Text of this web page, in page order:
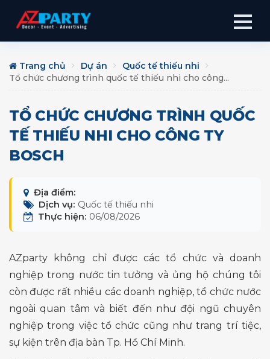
Trang chủ Dự án
Quốc tế thiếu nhi
Tổ chức chương trình quốc tế thiếu nhi cho công...
TỔ CHỨC CHƯƠNG TRÌNH QUỐC
TẾ THIẾU NHI CHO CÔNG TY
BOSCH
Địa điểm:
Dịch vụ: Quốc tế thiếu nhi
Thực hiện: 06/08/2026
AZparty không chỉ được các tổ chức và doanh
nghiệp trong nước tin tưởng và ủng hộ chúng tôi
còn được rất nhiều các doanh nghiệp, tổ chức nước
ngoài quan tâm và biết đến như đội ngũ chuyên
nghiệp trong việc tổ chức cũng như trang trí tiệc,
sự kiện trên địa bàn Tp. Hồ Chí Minh.